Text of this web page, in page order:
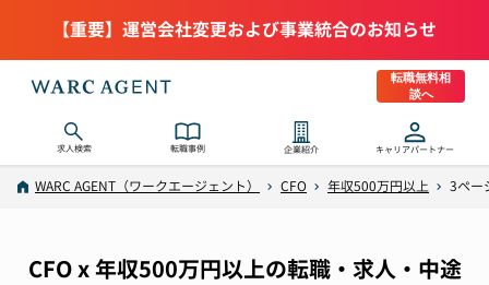
【重要】運営会社変更および事業統合のお知らせ
転職無料相
談へ
求人検索 転職事例 企業紹介 キャリアパートナー
WARC AGENT（ワークエージェント） CFO 年収500万円以上 3ペー
CFO x 年収500万円以上の転職・求人・中途